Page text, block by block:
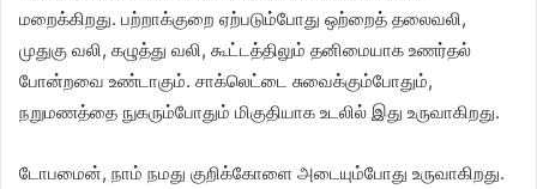
மறைக்கிறது. பற்றாக்குறை ஏற்படும்போது ஒற்றைத் தலைவலி,
முதுகு வலி, கழுத்து வலி, கூட்டத்திலும் தனிமையாக உணர்தல்
போன்றவை உண்டாகும். சாக்லெட்டை சுவைக்கும்போதும்,
நறுமணத்தை நுகரும்போதும் மிகுதியாக உடலில் இது உருவாகிறது.
டோபமைன், நாம் நமது குறிக்கோளை அடையும்போது உருவாகிறது.